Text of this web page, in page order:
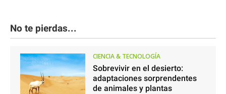
No te pierdas...
CIENCIA & TECNOLOGÍA
Sobrevivir en el desierto:
adaptaciones sorprendentes
de animales y plantas